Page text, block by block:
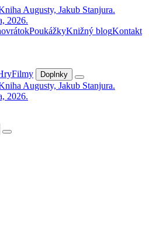
PoukážkyKnižný blogKontakt
Filmy Doplnky